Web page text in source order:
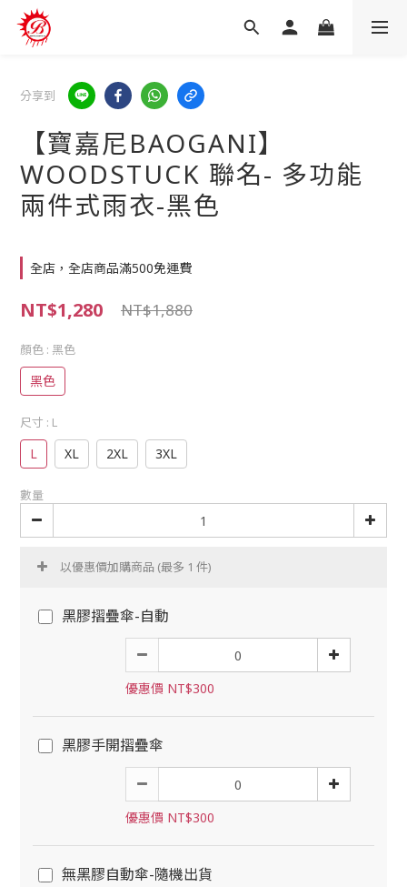
分享到
【寶嘉尼BAOGANI】
WOODSTUCK 聯名- 多功能
兩件式雨衣-黑色
全店，全店商品滿500免運費
NT$1,280 NT$1,880
顏色 : 黑色
黑色
尺寸 : L
L XL 2XL 3XL
數量
以優惠價加購商品 (最多 1 件)
黑膠摺疊傘-自動
優惠價 NT$300
黑膠手開摺疊傘
優惠價 NT$300
無黑膠自動傘-隨機出貨